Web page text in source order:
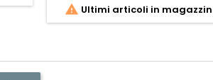
 Ultimi articoli in